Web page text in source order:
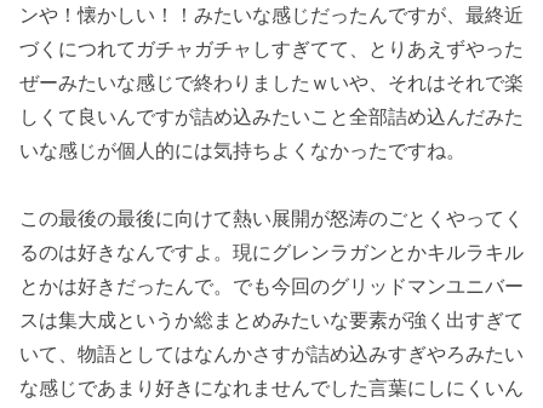
ンや！懐かしい！！みたいな感じだったんですが、最終近
づくにつれてガチャガチャしすぎてて、とりあえずやった
ぜーみたいな感じで終わりましたｗいや、それはそれで楽
しくて良いんですが詰め込みたいこと全部詰め込んだみた
いな感じが個人的には気持ちよくなかったですね。
この最後の最後に向けて熱い展開が怒涛のごとくやってく
るのは好きなんですよ。現にグレンラガンとかキルラキル
とかは好きだったんで。でも今回のグリッドマンユニバー
スは集大成というか総まとめみたいな要素が強く出すぎて
いて、物語としてはなんかさすが詰め込みすぎやろみたい
な感じであまり好きになれませんでした言葉にしにくいん